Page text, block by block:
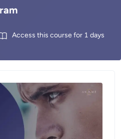
Access this course for 1 days